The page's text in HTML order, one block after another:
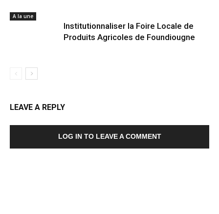
A la une
Institutionnaliser la Foire Locale de
Produits Agricoles de Foundiougne
LEAVE A REPLY
LOG IN TO LEAVE A COMMENT